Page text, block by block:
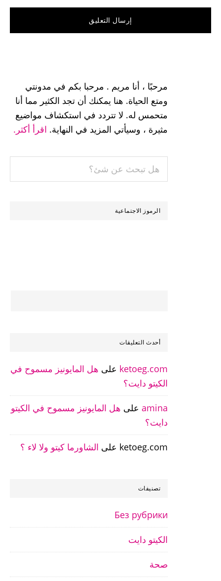
الجانبية
الرئيسية
مرحبًا ، أنا مريم . مرحبا بكم في مدونتي
ومتع الحياة. هنا يمكنك أن تجد الكثير مما أنا
متحمس له. لا تتردد في استكشاف مواضيع
مثيرة ، وسيأتي المزيد في النهاية. اقرأ أكثر.
تبحث
شئ؟
الرموز الاجتماعية
أحدث التعليقات
ketoeg.com على هل المايونيز مسموح في
الكيتو دايت؟
amina على هل المايونيز مسموح في الكيتو
دايت؟
ketoeg.com على الشاورما كيتو ولا لاء ؟
تصنيفات
Без рубрики
الكيتو دايت
صحة